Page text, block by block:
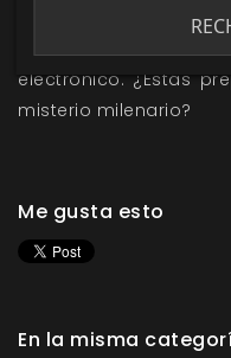
y negro, y más de
electrónico. ¿Estás
misterio milenario?
Me gusta esto
En la misma